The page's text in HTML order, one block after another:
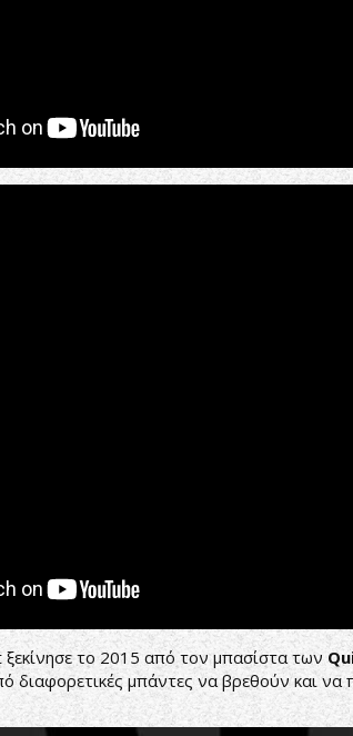
το 2015 από τον μπασίστα των
διαφορετικές μπάντες να βρεθούν και να